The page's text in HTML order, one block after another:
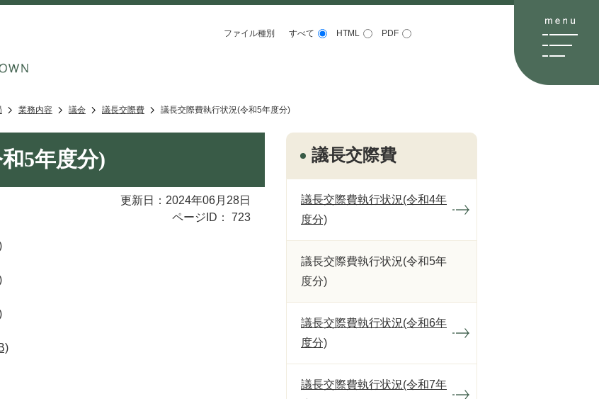
ファイル種別 すべて HTML PDF
業務内容 議会 議長交際費 議長交際費執行状況(令和5年度分)
5年度分)
更新日：2024年06月28日
ページID：
723
議長交際費
議長交際費執行状況(令和4年
度分)
議長交際費執行状況(令和5年
度分)
議長交際費執行状況(令和6年
度分)
議長交際費執行状況(令和7年